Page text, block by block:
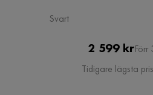
Svart
Pris
2 599 kr
Pris
Förr
Tidigare lägsta